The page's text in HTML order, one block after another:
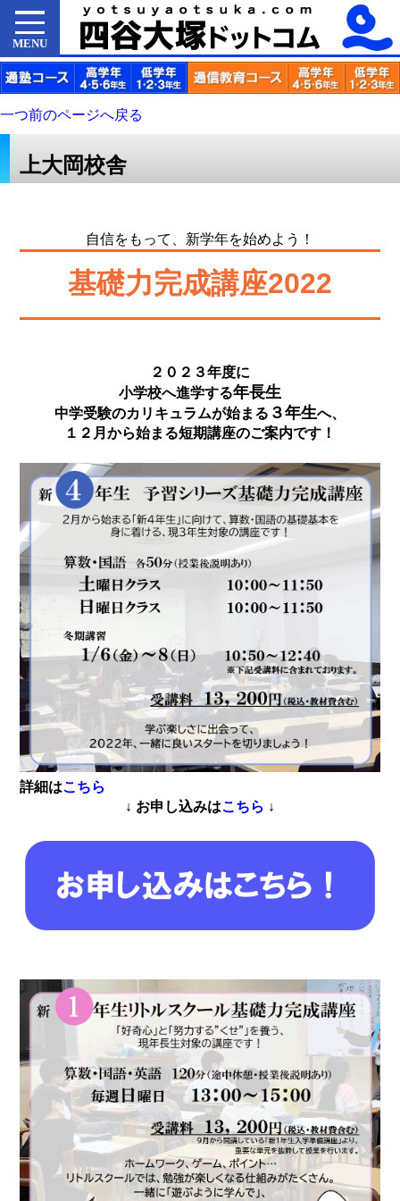
MENU
一つ前のページへ戻る
上大岡校舎
自信をもって、新学年を始めよう！
基礎力完成講座2022
２０２３年度に
小学校へ進学する年長生
中学受験のカリキュラムが始まる ３年生へ、
１２月から始まる短期講座のご案内です！
詳細はこちら
↓ お申し込みはこちら ↓